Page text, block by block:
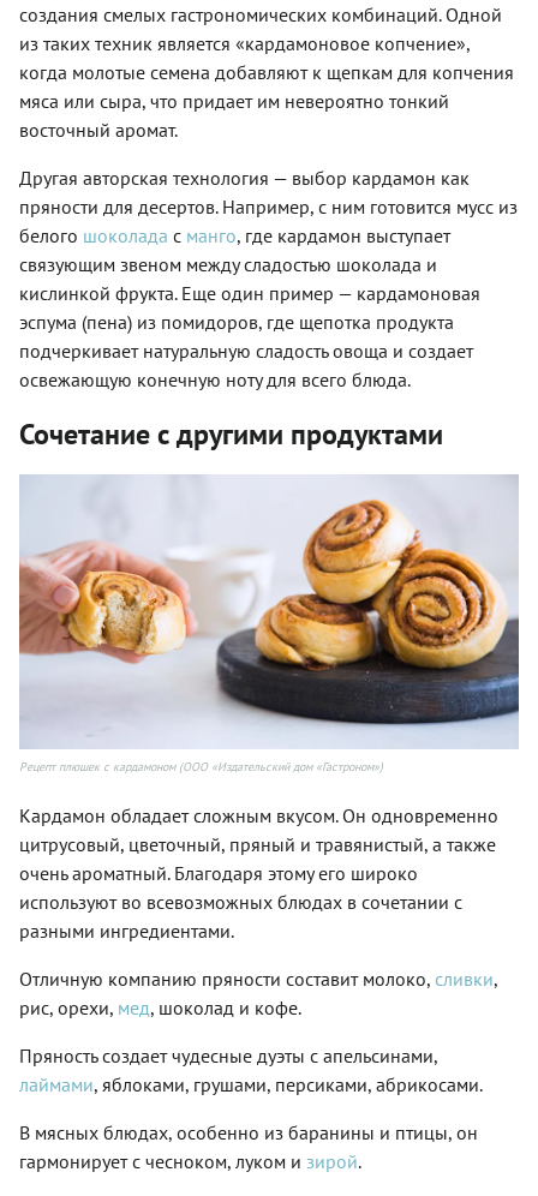
создания смелых гастрономических комбинаций. Одной
из таких техник является «кардамоновое копчение»,
когда молотые семена добавляют к щепкам для копчения
мяса или сыра, что придает им невероятно тонкий
восточный аромат.
Другая авторская технология — выбор кардамон как
пряности для десертов. Например, с ним готовится мусс из
белого шоколада с манго, где кардамон выступает
связующим звеном между сладостью шоколада и
кислинкой фрукта. Еще один пример — кардамоновая
эспума (пена) из помидоров, где щепотка продукта
подчеркивает натуральную сладость овоща и создает
освежающую конечную ноту для всего блюда.
Сочетание с другими продуктами
Рецепт плюшек с кардамоном (ООО «Издательский дом «Гастроном»)
Кардамон обладает сложным вкусом. Он одновременно
цитрусовый, цветочный, пряный и травянистый, а также
очень ароматный. Благодаря этому его широко
используют во всевозможных блюдах в сочетании с
разными ингредиентами.
Отличную компанию пряности составит молоко, сливки,
рис, орехи, мед, шоколад и кофе.
Пряность создает чудесные дуэты с апельсинами,
лаймами, яблоками, грушами, персиками, абрикосами.
В мясных блюдах, особенно из баранины и птицы, он
гармонирует с чесноком, луком и зирой.